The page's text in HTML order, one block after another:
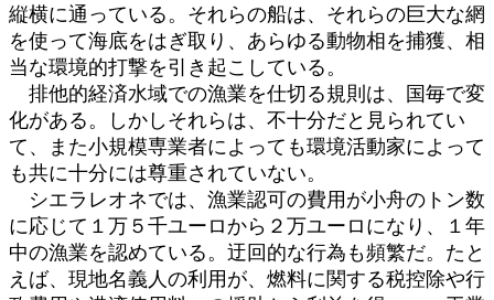
縦横に通っている。それらの船は、それらの巨大な網
を使って海底をはぎ取り、あらゆる動物相を捕獲、相
当な環境的打撃を引き起こしている。
排他的経済水域での漁業を仕切る規則は、国毎で変
化がある。しかしそれらは、不十分だと見られてい
て、また小規模専業者によっても環境活動家によって
も共に十分には尊重されていない。
シエラレオネでは、漁業認可の費用が小舟のトン数
に応じて１万５千ユーロから２万ユーロになり、１年
中の漁業を認めている。迂回的な行為も頻繁だ。たと
えば、現地名義人の利用が、燃料に関する税控除や行